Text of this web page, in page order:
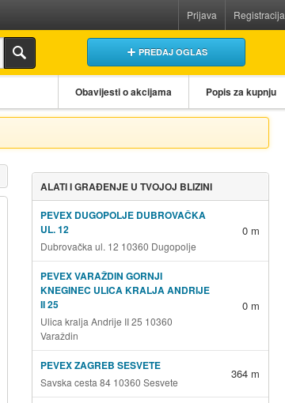
Prijava Registracija
PREDAJ OGLAS
Obavijesti o akcijama Popis za kupnju
ALATI I GRAĐENJE U TVOJOJ BLIZINI
PEVEX DUGOPOLJE DUBROVAČKA
UL. 12
Dubrovačka ul. 12 10360 Dugopolje
0 m
PEVEX VARAŽDIN GORNJI
KNEGINEC ULICA KRALJA ANDRIJE
II 25
Ulica kralja Andrije II 25 10360
Varaždin
0 m
PEVEX ZAGREB SESVETE
Savska cesta 84 10360 Sesvete
364 m